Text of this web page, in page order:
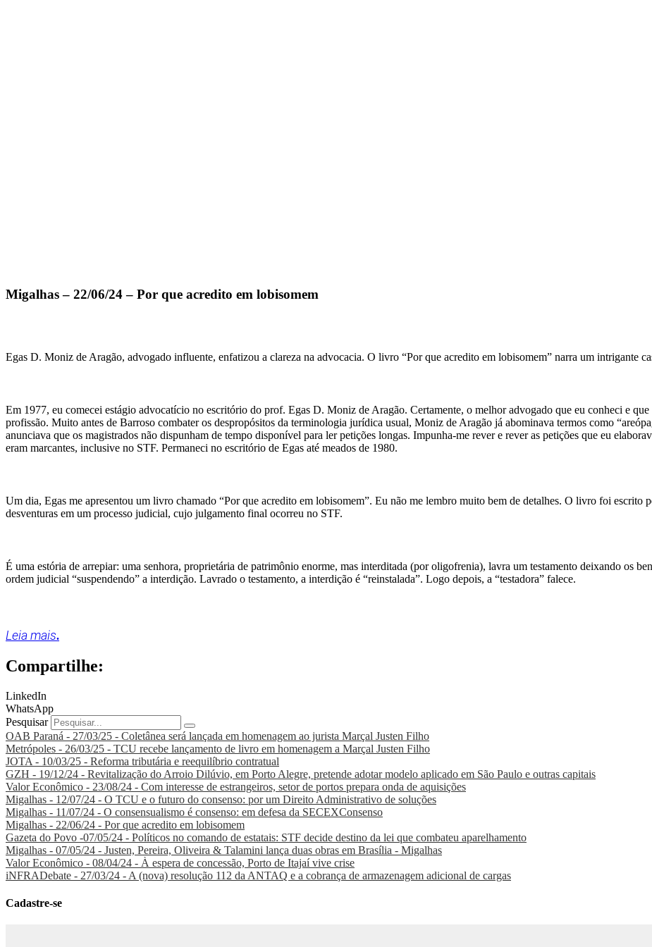
Migalhas – 22/06/24 – Por que acredito em lobisomem
Egas D. Moniz de Aragão, advogado influente, enfatizou a clareza na advocacia. O livro “Por que acredito em lobisomem” narra um intrigante
Em 1977, eu comecei estágio advocatício no escritório do prof. Egas D. Moniz de Aragão. Certamente, o melhor advogado que eu conheci e que
profissão. Muito antes de Barroso combater os despropósitos da terminologia jurídica usual, Moniz de Aragão já abominava termos como
anunciava que os magistrados não dispunham de tempo disponível para ler petições longas. Impunha-me rever e rever as petições que eu
eram marcantes, inclusive no STF. Permaneci no escritório de Egas até meados de 1980.
Um dia, Egas me apresentou um livro chamado “Por que acredito em lobisomem”. Eu não me lembro muito bem de detalhes. O livro foi escrito
desventuras em um processo judicial, cujo julgamento final ocorreu no STF.
É uma estória de arrepiar: uma senhora, proprietária de patrimônio enorme, mas interditada (por oligofrenia), lavra um testamento deixando os
ordem judicial “suspendendo” a interdição. Lavrado o testamento, a interdição é “reinstalada”. Logo depois, a “testadora” falece.
Leia mais.
Compartilhe:
LinkedIn
WhatsApp
Pesquisar
OAB Paraná - 27/03/25 - Coletânea será lançada em homenagem ao jurista Marçal Justen Filho
Metrópoles - 26/03/25 - TCU recebe lançamento de livro em homenagem a Marçal Justen Filho
JOTA - 10/03/25 - Reforma tributária e reequilíbrio contratual
GZH - 19/12/24 - Revitalização do Arroio Dilúvio, em Porto Alegre, pretende adotar modelo aplicado em São Paulo e outras capitais
Valor Econômico - 23/08/24 - Com interesse de estrangeiros, setor de portos prepara onda de aquisições
Migalhas - 12/07/24 - O TCU e o futuro do consenso: por um Direito Administrativo de soluções
Migalhas - 11/07/24 - O consensualismo é consenso: em defesa da SECEXConsenso
Migalhas - 22/06/24 - Por que acredito em lobisomem
Gazeta do Povo -07/05/24 - Políticos no comando de estatais: STF decide destino da lei que combateu aparelhamento
Migalhas - 07/05/24 - Justen, Pereira, Oliveira & Talamini lança duas obras em Brasília - Migalhas
Valor Econômico - 08/04/24 - À espera de concessão, Porto de Itajaí vive crise
iNFRADebate - 27/03/24 - A (nova) resolução 112 da ANTAQ e a cobrança de armazenagem adicional de cargas
Cadastre-se